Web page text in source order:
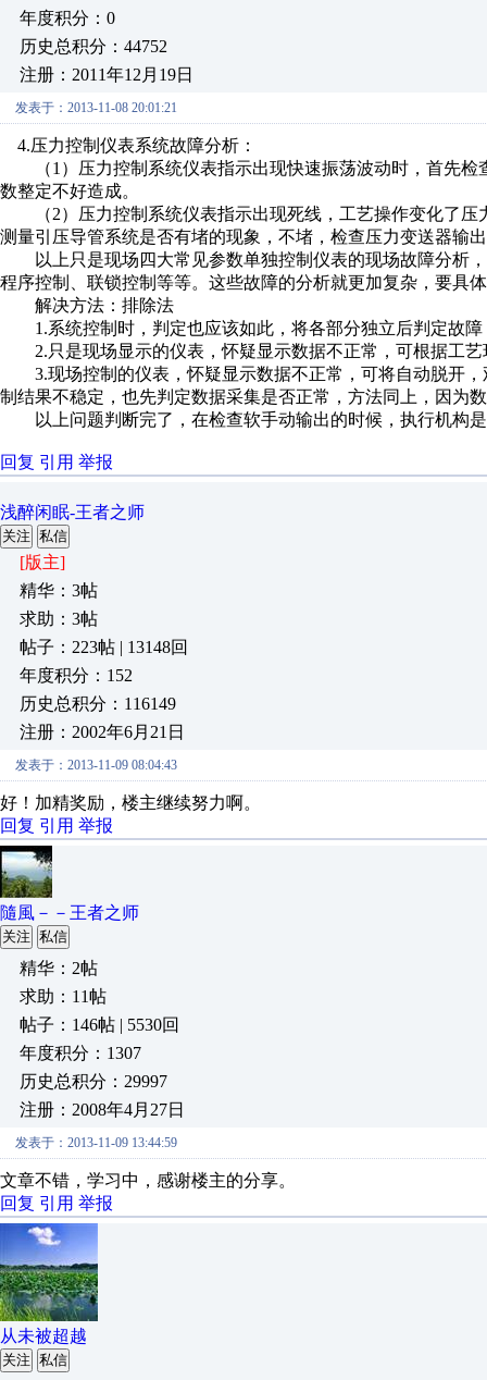
年度积分：0
历史总积分：44752
注册：2011年12月19日
发表于：2013-11-08 20:01:21
4.压力控制仪表系统故障分析：
（1）压力控制系统仪表指示出现快速振荡波动时，首先检
数整定不好造成。
（2）压力控制系统仪表指示出现死线，工艺操作变化了压
测量引压导管系统是否有堵的现象，不堵，检查压力变送器输
以上只是现场四大常见参数单独控制仪表的现场故障分析
程序控制、联锁控制等等。这些故障的分析就更加复杂，要具
解决方法：排除法
1.系统控制时，判定也应该如此，将各部分独立后判定故障
2.只是现场显示的仪表，怀疑显示数据不正常，可根据工艺
3.现场控制的仪表，怀疑显示数据不正常，可将自动脱开，
制结果不稳定，也先判定数据采集是否正常，方法同上，因为
以上问题判断完了，在检查软手动输出的时候，执行机构是
回复 引用 举报
浅醉闲眠-王者之师
关注 私信
[版主]
精华：3帖
求助：3帖
帖子：223帖 | 13148回
年度积分：152
历史总积分：116149
注册：2002年6月21日
发表于：2013-11-09 08:04:43
好！加精奖励，楼主继续努力啊。
回复 引用 举报
隨風－－王者之师
关注 私信
精华：2帖
求助：11帖
帖子：146帖 | 5530回
年度积分：1307
历史总积分：29997
注册：2008年4月27日
发表于：2013-11-09 13:44:59
文章不错，学习中，感谢楼主的分享。
回复 引用 举报
从未被超越
关注 私信